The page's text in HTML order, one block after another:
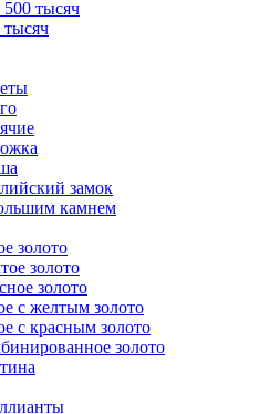
тысяч
тысяч
замок
камнем
золото
золото
золото
с желтым золото
с красным золото
золото